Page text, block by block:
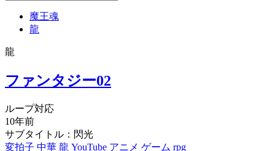
魔王魂
龍
龍
ファンタジー02
ループ対応
10年前
サブタイトル：閃光
変拍子 中華 龍 YouTube アニメ ゲーム rpg